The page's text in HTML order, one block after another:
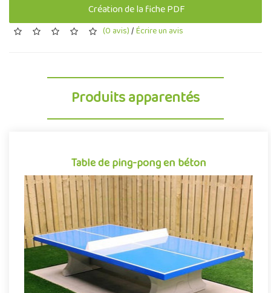
Création de la fiche PDF
(0 avis)/Écrire un avis
Produits apparentés
Table de ping-pong en béton
Table de ping-pong en béton
Équipement sportif extérieur tout aussi apprécié des enfants
que des adultes, la table de ping pong en béton permet de facili..